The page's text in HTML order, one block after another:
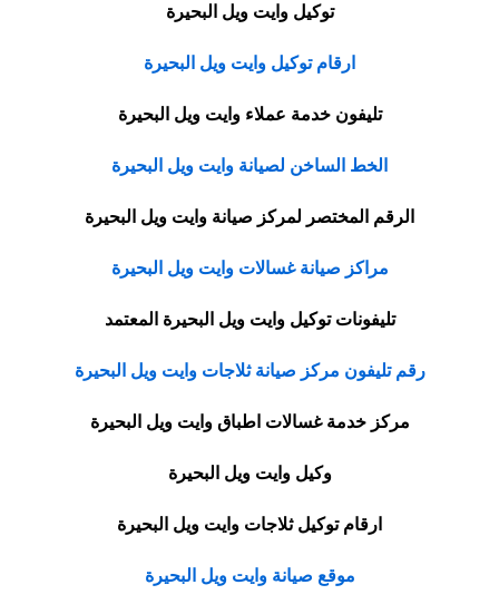
توكيل وايت ويل البحيرة
ارقام توكيل وايت ويل البحيرة
تليفون خدمة عملاء وايت ويل البحيرة
الخط الساخن لصيانة وايت ويل البحيرة
الرقم المختصر لمركز صيانة وايت ويل البحيرة
مراكز صيانة غسالات وايت ويل البحيرة
تليفونات توكيل وايت ويل البحيرة المعتمد
رقم تليفون مركز صيانة ثلاجات وايت ويل البحيرة
مركز خدمة غسالات اطباق وايت ويل البحيرة
وكيل وايت ويل البحيرة
ارقام توكيل ثلاجات وايت ويل البحيرة
موقع صيانة وايت ويل البحيرة